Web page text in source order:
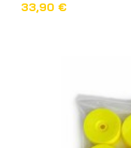
33,90 €